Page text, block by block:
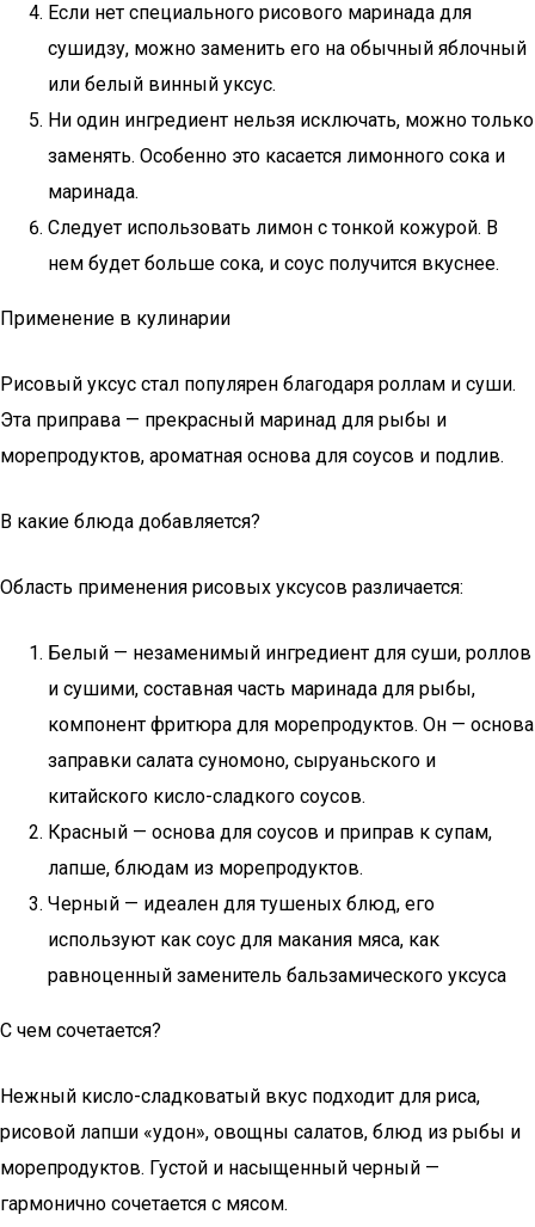
Если нет специального рисового маринада для
сушидзу, можно заменить его на обычный яблочный
или белый винный уксус.
Ни один ингредиент нельзя исключать, можно только
заменять. Особенно это касается лимонного сока и
маринада.
Следует использовать лимон с тонкой кожурой. В
нем будет больше сока, и соус получится вкуснее.
Применение в кулинарии
Рисовый уксус стал популярен благодаря роллам и суши.
Эта приправа — прекрасный маринад для рыбы и
морепродуктов, ароматная основа для соусов и подлив.
В какие блюда добавляется?
Область применения рисовых уксусов различается:
Белый — незаменимый ингредиент для суши, роллов
и сушими, составная часть маринада для рыбы,
компонент фритюра для морепродуктов. Он — основа
заправки салата суномоно, сыруаньского и
китайского кисло-сладкого соусов.
Красный — основа для соусов и приправ к супам,
лапше, блюдам из морепродуктов.
Черный — идеален для тушеных блюд, его
используют как соус для макания мяса, как
равноценный заменитель бальзамического уксуса
С чем сочетается?
Нежный кисло-сладковатый вкус подходит для риса,
рисовой лапши «удон», овощны салатов, блюд из рыбы и
морепродуктов. Густой и насыщенный черный —
гармонично сочетается с мясом.